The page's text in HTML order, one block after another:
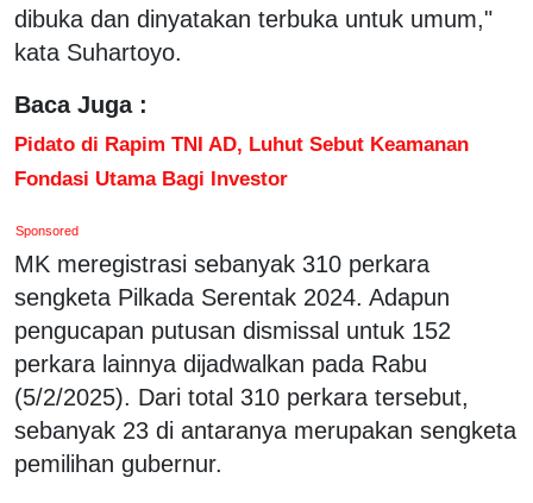
dibuka dan dinyatakan terbuka untuk umum,"
kata Suhartoyo.
Baca Juga :
Pidato di Rapim TNI AD, Luhut Sebut Keamanan
Fondasi Utama Bagi Investor
Sponsored
MK meregistrasi sebanyak 310 perkara
sengketa Pilkada Serentak 2024. Adapun
pengucapan putusan dismissal untuk 152
perkara lainnya dijadwalkan pada Rabu
(5/2/2025). Dari total 310 perkara tersebut,
sebanyak 23 di antaranya merupakan sengketa
pemilihan gubernur.